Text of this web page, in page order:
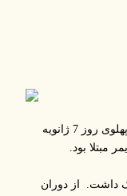
اشرف پهلوی خواهر دوقلوی محمد رضا شاه پهلوی روز 7 ژانویه
مبتلا بود.
داشت. از دوران